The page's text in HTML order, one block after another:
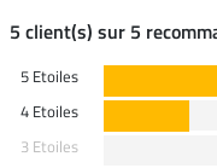
5 client(s) sur 5
5 Etoiles
4 Etoiles
3 Etoiles